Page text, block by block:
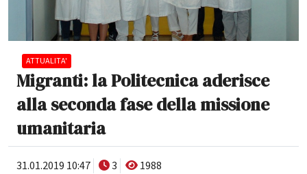
ATTUALITA'
Migranti: la Politecnica aderisce
alla seconda fase della missione
umanitaria
31.01.2019 10:47 3
1988